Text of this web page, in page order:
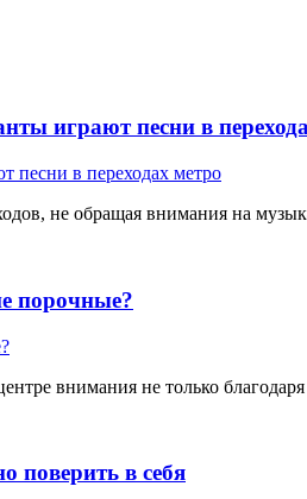
играют песни в
не обращая внимания на
порочные?
внимания не только
поверить в себя